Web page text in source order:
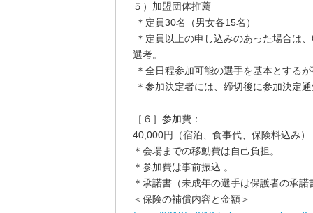
５）加盟団体推薦
＊定員30名（男女各15名）
＊定員以上の申し込みのあった場合は
選考。
＊全日程参加可能の選手を基本とする
＊参加決定者には、締切後に参加決定
［６］参加費：
40,000円（宿泊、食事代、保険料込み）
＊会場までの移動費は自己負担。
＊参加費は事前振込 。
＊承諾書（未成年の選手は保護者の承
＜保険の補償内容と金額＞